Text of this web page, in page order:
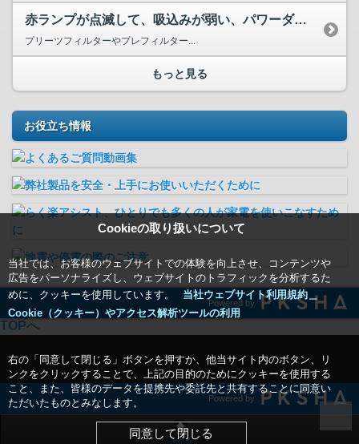
Cookieの取り扱いについて
当社では、お客様のウェブサイトでの体験を向上させ、コンテンツや
広告をパーソナライズし、ウェブサイトのトラフィックを分析するた
めに、クッキーを使用しています。
当社ウェブサイト利用規約＿
Cookie（クッキー）やアクセス解析ツールの利用
右の「同意して閉じる」ボタンを押すか、他当サイト内のボタン、リ
ンクをクリックすることで、上記の目的のためにクッキーを使用する
こと、また、皆様のデータを提携先や委託先と共有することに同意い
ただいたものとみなします。
同意して閉じる
赤ランプが点滅して、吸込みが弱い、パワーダウンする、運転が...
プリーツフィルターやプレフィルター...
もっと見る
お役立ち情報
Powered by
TOPへ
Powered by